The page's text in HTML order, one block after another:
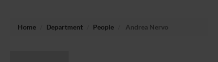
Home Department People Andrea Nervo